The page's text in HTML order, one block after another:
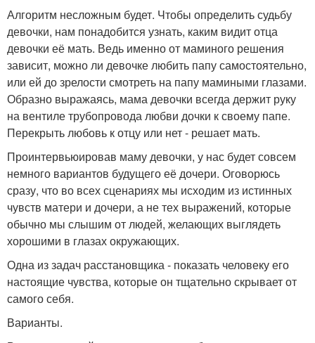
Алгоритм несложным будет. Чтобы определить судьбу
девочки, нам понадобится узнать, каким видит отца
девочки её мать. Ведь именно от маминого решения
зависит, можно ли девочке любить папу самостоятельно,
или ей до зрелости смотреть на папу мамиными глазами.
Образно выражаясь, мама девочки всегда держит руку
на вентиле трубопровода любви дочки к своему папе.
Перекрыть любовь к отцу или нет - решает мать.
Проинтервьюировав маму девочки, у нас будет совсем
немного вариантов будущего её дочери. Оговорюсь
сразу, что во всех сценариях мы исходим из истинных
чувств матери и дочери, а не тех выражений, которые
обычно мы слышим от людей, желающих выглядеть
хорошими в глазах окружающих.
Одна из задач расстановщика - показать человеку его
настоящие чувства, которые он тщательно скрывает от
самого себя.
Варианты.